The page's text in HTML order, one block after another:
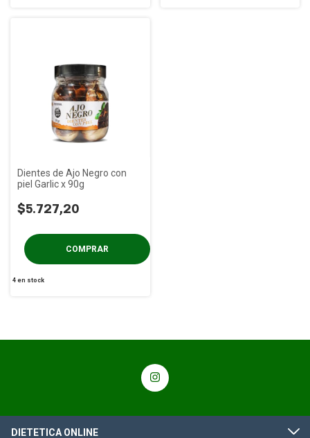
Dientes de Ajo Negro con
piel Garlic x 90g
$5.727,20
4en stock
DIETETICA ONLINE